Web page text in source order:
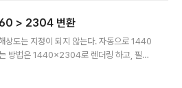
와 같이 뉴스 및 관심
>> 윈도우 아래 Bar(노
스 및 관심사 > 끄기.
> 2304 변환
도는 지정이 되지 않는다. 자동으로 1440
방법은 1440x2304로 렌더링 하고, 필자
온라인에서 무료로 비디오의 크기를